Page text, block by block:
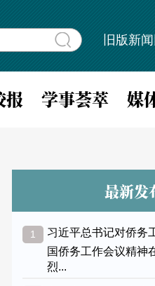
旧版新
报 学事荟萃 媒
最新发
1 习近平总书记对侨务
国侨务工作会议精神
烈...